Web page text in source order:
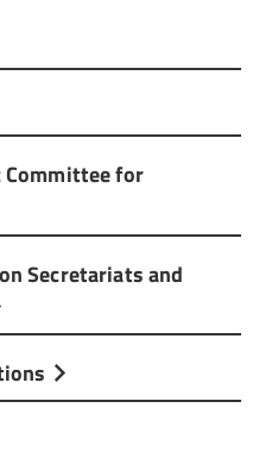
Committee for
Secretariats and